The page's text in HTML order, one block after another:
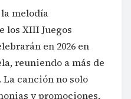
la melodía
los XIII Juegos
en 2026 en
reuniendo a más de
La canción no solo
y promociones,